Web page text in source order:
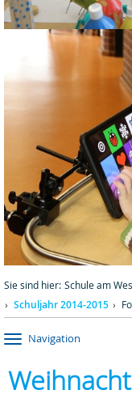
Sie sind hier: Schule am
Schuljahr 2014-2015
Navigation